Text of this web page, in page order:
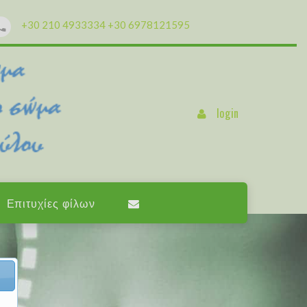
+30 210 4933334 +30 6978121595
login
Επιτυχίες φίλων